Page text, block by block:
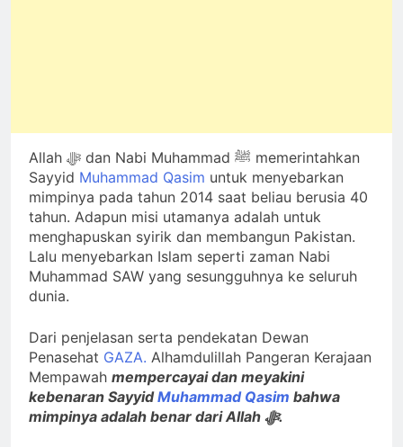
Allah ﷻ dan Nabi Muhammad ﷺ memerintahkan
Sayyid Muhammad Qasim untuk menyebarkan
mimpinya pada tahun 2014 saat beliau berusia 40
tahun. Adapun misi utamanya adalah untuk
menghapuskan syirik dan membangun Pakistan.
Lalu menyebarkan Islam seperti zaman Nabi
Muhammad SAW yang sesungguhnya ke seluruh
dunia.
Dari penjelasan serta pendekatan Dewan
Penasehat GAZA. Alhamdulillah Pangeran Kerajaan
Mempawah mempercayai dan meyakini
kebenaran SayyidMuhammad Qasim bahwa
mimpinya adalah benar dari Allah ﷻ.